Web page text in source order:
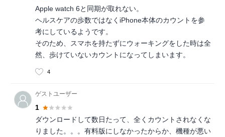
Apple watch 6と同期が取れない。
ヘルスケアの歩数ではなくiPhone本体のカウントを参
考にしているようです。
そのため、スマホを持たずにウォーキングをした時は全
然、歩けていないカウントになってしまいます。
4
ゲストユーザー
1
ダウンロードして数日たって、全くカウントされなくな
りました。。。有料版にしなかったからか、機種が悪い